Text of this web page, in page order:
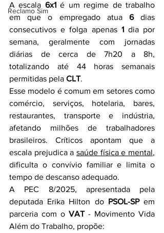
Reclamo Sim
A escala 6x1 é um regime de trabalho
em que o empregado atua 6 dias
consecutivos e folga apenas 1 dia por
semana, geralmente com jornadas
diárias de cerca de 7h20 a 8h,
totalizando até 44 horas semanais
permitidas pela CLT.
Esse modelo é comum em setores como
comércio, serviços, hotelaria, bares,
restaurantes, transporte e indústria,
afetando milhões de trabalhadores
brasileiros. Críticos apontam que a
escala prejudica a saúde física e mental,
dificulta o convívio familiar e limita o
tempo de descanso adequado.
A PEC 8/2025, apresentada pela
deputada Erika Hilton do PSOL-SP em
parceria com o VAT - Movimento Vida
Além do Trabalho, propõe: